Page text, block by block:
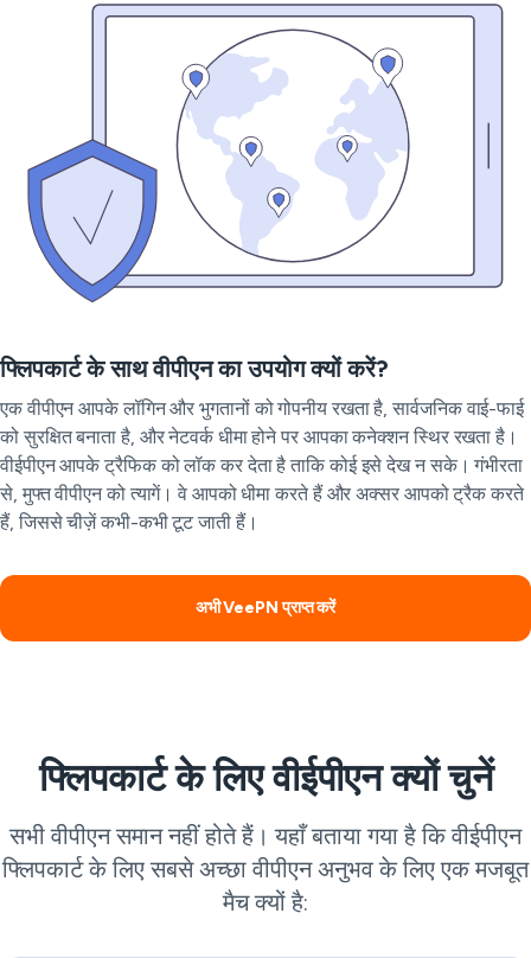
फ्लिपकार्ट के साथ वीपीएन का उपयोग क्यों करें?
एक वीपीएन आपके लॉगिन और भुगतानों को गोपनीय रखता है, सार्वजनिक वाई-फाई
को सुरक्षित बनाता है, और नेटवर्क धीमा होने पर आपका कनेक्शन स्थिर रखता है।
वीईपीएन आपके ट्रैफिक को लॉक कर देता है ताकि कोई इसे देख न सके। गंभीरता
से, मुफ्त वीपीएन को त्यागें। वे आपको धीमा करते हैं और अक्सर आपको ट्रैक करते
हैं, जिससे चीज़ें कभी-कभी टूट जाती हैं।
अभी VeePN प्राप्त करें
फ्लिपकार्ट के लिए वीईपीएन क्यों चुनें
सभी वीपीएन समान नहीं होते हैं। यहाँ बताया गया है कि वीईपीएन
फ्लिपकार्ट के लिए सबसे अच्छा वीपीएन अनुभव के लिए एक मजबूत
मैच क्यों है: